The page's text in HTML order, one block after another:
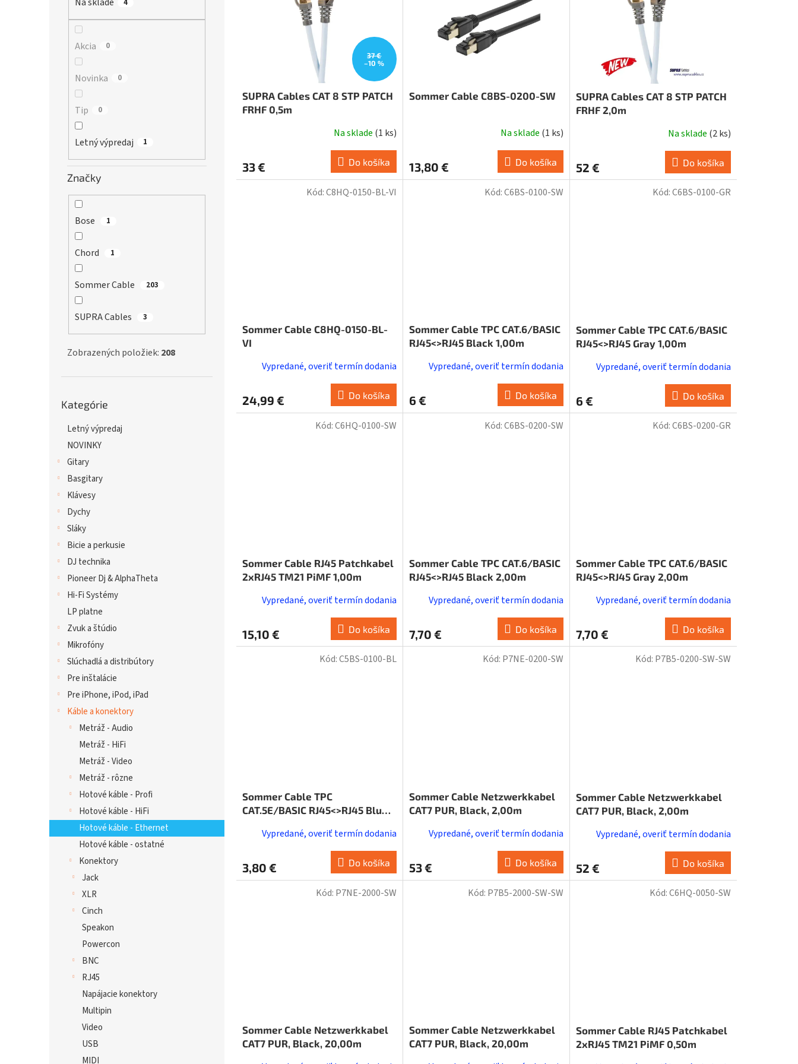
4
Akcia 0
Novinka 0
Tip 0
Letný výpredaj 1
Značky
Bose 1
Chord 1
Sommer Cable 203
SUPRA Cables 3
Zobrazených položiek: 208
kategórie
Kategórie
Letný výpredaj
NOVINKY
Gitary
Basgitary
Klávesy
Dychy
Sláky
Bicie a perkusie
DJ technika
Pioneer Dj & AlphaTheta
Hi-Fi Systémy
LP platne
Zvuk a štúdio
Mikrofóny
Slúchadlá a distribútory
Pre inštalácie
Pre iPhone, iPod, iPad
Káble a konektory
Metráž - Audio
Metráž - HiFi
Metráž - Video
Metráž - rôzne
Hotové káble - Profi
Hotové káble - HiFi
Hotové káble - Ethernet
Hotové káble - ostatné
Konektory
Jack
XLR
Cinch
Speakon
Powercon
BNC
RJ45
Napájacie konektory
Multipin
Video
USB
MIDI
37 €
–10 %
SUPRA Cables CAT 8 STP PATCH
FRHF 0,5m
Na sklade (1 ks)
33 € Do košíka
Sommer Cable C8BS-0200-SW
Na sklade (1 ks)
13,80 € Do košíka
SUPRA Cables CAT 8 STP PATCH
FRHF 2,0m
Na sklade (2 ks)
52 € Do košíka
Sommer Cable C8HQ-0150-BL-
VI
Vypredané, overiť termín dodania
24,99 € Do košíka
Kód:C8HQ-0150-BL-VI
Sommer Cable TPC CAT.6/BASIC
RJ45<>RJ45 Black 1,00m
Vypredané, overiť termín dodania
6 € Do košíka
Kód:C6BS-0100-SW
Sommer Cable TPC CAT.6/BASIC
RJ45<>RJ45 Gray 1,00m
Vypredané, overiť termín dodania
6 € Do košíka
Kód:C6BS-0100-GR
Sommer Cable RJ45 Patchkabel
2xRJ45 TM21 PiMF 1,00m
Vypredané, overiť termín dodania
15,10 € Do košíka
Kód:C6HQ-0100-SW
Sommer Cable TPC CAT.6/BASIC
RJ45<>RJ45 Black 2,00m
Vypredané, overiť termín dodania
7,70 € Do košíka
Kód:C6BS-0200-SW
Sommer Cable TPC CAT.6/BASIC
RJ45<>RJ45 Gray 2,00m
Vypredané, overiť termín dodania
7,70 € Do košíka
Kód:C6BS-0200-GR
Sommer Cable TPC
CAT.5E/BASIC RJ45<>RJ45 Blue
Vypredané, overiť termín dodania
3,80 € Do košíka
Kód:C5BS-0100-BL
Sommer Cable Netzwerkkabel
CAT7 PUR, Black, 2,00m
Vypredané, overiť termín dodania
53 € Do košíka
Kód: P7NE-0200-SW
Sommer Cable Netzwerkkabel
CAT7 PUR, Black, 2,00m
Vypredané, overiť termín dodania
52 € Do košíka
Kód: P7B5-0200-SW-SW
Sommer Cable Netzwerkkabel
CAT7 PUR, Black, 20,00m
Kód: P7NE-2000-SW
Sommer Cable Netzwerkkabel
CAT7 PUR, Black, 20,00m
Kód: P7B5-2000-SW-SW
Sommer Cable RJ45 Patchkabel
2xRJ45 TM21 PiMF 0,50m
Kód:C6HQ-0050-SW